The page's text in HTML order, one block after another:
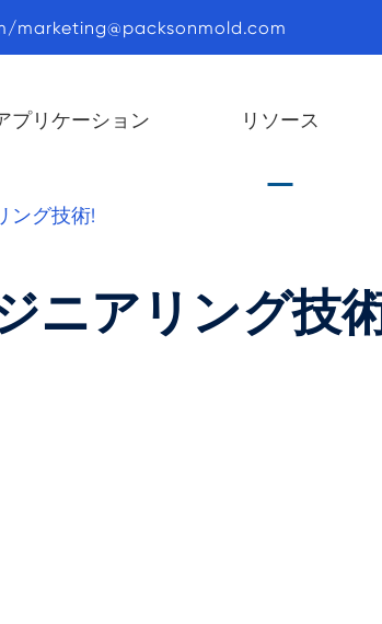
marketing@packsonmold.com
プリケーション リソース
ング技術!
ニアリング技